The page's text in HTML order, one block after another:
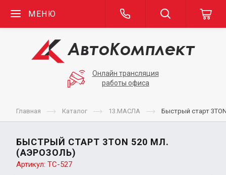
МЕНЮ
Онлайн трансляция
работы офиса
Главная Каталог 13.МАСЛА Быстрый старт
БЫСТРЫЙ СТАРТ 3TON 520 МЛ.
(АЭРОЗОЛЬ)
Артикул: ТС-527